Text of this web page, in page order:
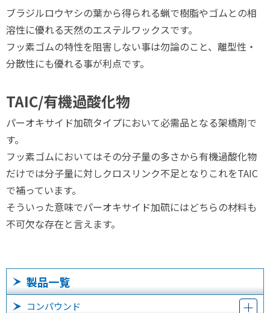
ブラジルロウヤシの葉から得られる蝋で樹脂やゴムとの相
溶性に優れる天然のエステルワックスです。
フッ素ゴムの特性を阻害しない事は勿論のこと、離型性・
分散性にも優れる事が利点です。
TAIC/有機過酸化物
パーオキサイド加硫タイプにおいて必需品となる架橋剤で
す。
フッ素ゴムにおいてはその分子量の多さから有機過酸化物
だけでは分子量に対しクロスリンク不足となりこれをTAIC
で補っています。
そういった意味でパーオキサイド加硫にはどちらの材料も
不可欠な存在と言えます。
製品一覧
コンパウンド